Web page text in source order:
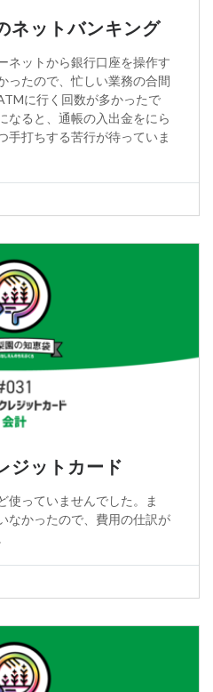
ネットバンキング
ネットから銀行口座を操作す
ったので、忙しい業務の合間
に行く回数が多かったで
なると、通帳の入出金をにら
手打ちする苦行が待っていま
ジットカード
使っていませんでした。ま
なかったので、費用の仕訳が